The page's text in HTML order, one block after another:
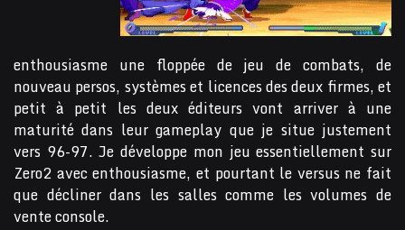
enthousiasme une floppée de jeu de combats, de
nouveau persos, systèmes et licences des deux firmes, et
petit à petit les deux éditeurs vont arriver à une
maturité dans leur gameplay que je situe justement
vers 96-97. Je développe mon jeu essentiellement sur
Zero2 avec enthousiasme, et pourtant le versus ne fait
que décliner dans les salles comme les volumes de
vente console.